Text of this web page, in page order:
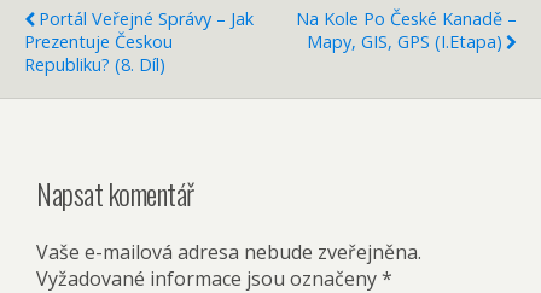
Portál Veřejné Správy – Jak
Prezentuje Českou
Republiku? (8. Díl)
Na Kole Po České Kanadě –
Mapy, GIS, GPS (I.etapa)
Napsat komentář
Vaše e-mailová adresa nebude zveřejněna.
Vyžadované informace jsou označeny*